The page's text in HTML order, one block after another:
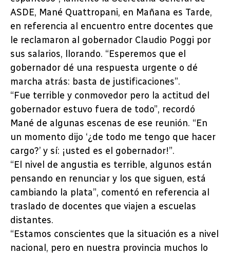
ASDE, Mané Quattropani, en Mañana es Tarde,
en referencia al encuentro entre docentes que
le reclamaron al gobernador Claudio Poggi por
sus salarios, llorando. “Esperemos que el
gobernador dé una respuesta urgente o dé
marcha atrás: basta de justificaciones”.
“Fue terrible y conmovedor pero la actitud del
gobernador estuvo fuera de todo”, recordó
Mané de algunas escenas de ese reunión. “En
un momento dijo ‘¿de todo me tengo que hacer
cargo?’ y sí: ¡usted es el gobernador!”.
“El nivel de angustia es terrible, algunos están
pensando en renunciar y los que siguen, está
cambiando la plata”, comentó en referencia al
traslado de docentes que viajen a escuelas
distantes.
“Estamos conscientes que la situación es a nivel
nacional, pero en nuestra provincia muchos lo